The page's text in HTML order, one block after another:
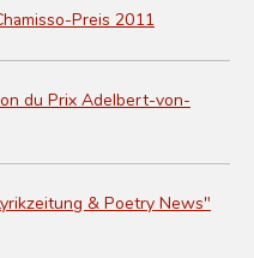
Preis 2011
du Prix Adelbert-von-
& Poetry News"